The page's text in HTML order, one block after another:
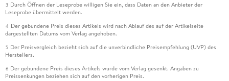
3 Durch Öffnen der Leseprobe willigen Sie ein, dass Daten an den Anbieter der
Leseprobe übermittelt werden.
4 Der gebundene Preis dieses Artikels wird nach Ablauf des auf der Artikelseite
dargestellten Datums vom Verlag angehoben.
5 Der Preisvergleich bezieht sich auf die unverbindliche Preisempfehlung (UVP) des
Herstellers.
6 Der gebundene Preis dieses Artikels wurde vom Verlag gesenkt. Angaben zu
Preissenkungen beziehen sich auf den vorherigen Preis.